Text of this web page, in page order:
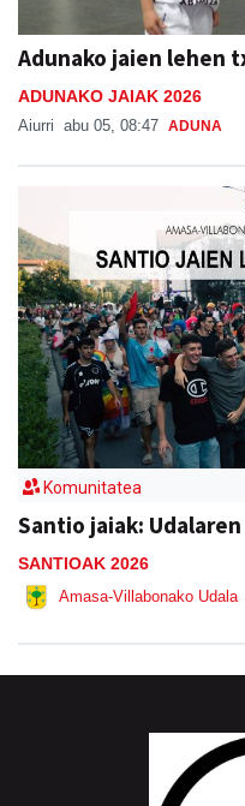
Adunako jaien lehen
ADUNAKO JAIAK 2026
Aiurri abu 05, 08:47 ADUNA
Komunitatea
Santio jaiak:
SANTIOAK 2026
Amasa-Villabonako Udala